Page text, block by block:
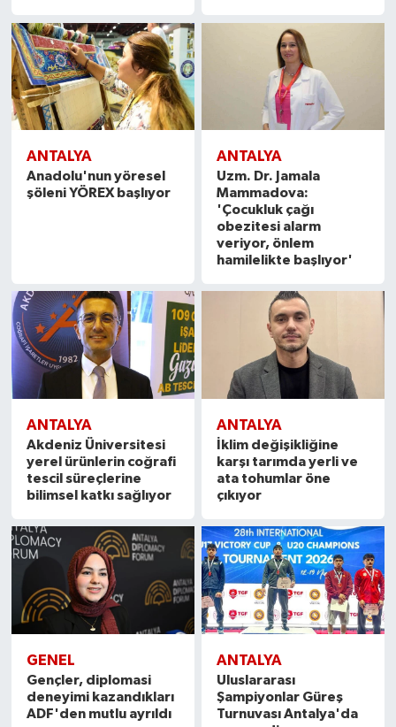
ANTALYA
Anadolu'nun yöresel
şöleni YÖREX başlıyor
ANTALYA
Uzm. Dr. Jamala
Mammadova:
'Çocukluk çağı
obezitesi alarm
veriyor, önlem
hamilelikte başlıyor'
ANTALYA
Akdeniz Üniversitesi
yerel ürünlerin coğrafi
tescil süreçlerine
bilimsel katkı sağlıyor
ANTALYA
İklim değişikliğine
karşı tarımda yerli ve
ata tohumlar öne
çıkıyor
GENEL
Gençler, diplomasi
deneyimi kazandıkları
ADF'den mutlu ayrıldı
ANTALYA
Uluslararası
Şampiyonlar Güreş
Turnuvası Antalya'da